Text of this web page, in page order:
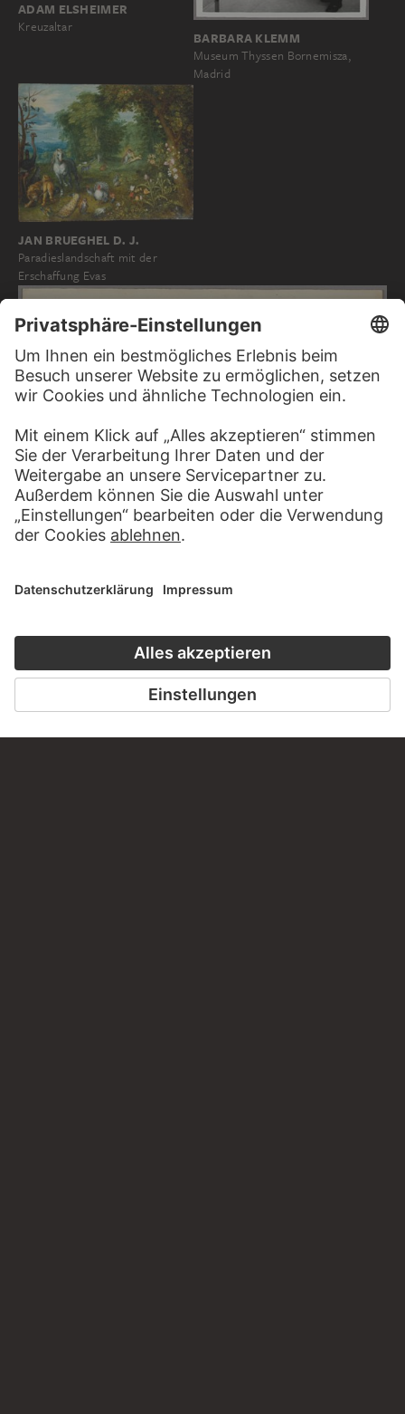
ADAM ELSHEIMER
Kreuzaltar
BARBARA KLEMM
Museum Thyssen Bornemisza,
Madrid
JAN BRUEGHEL D. J.
Paradieslandschaft mit der
Erschaffung Evas
Venedig: Dogenpalast mit Markussäule